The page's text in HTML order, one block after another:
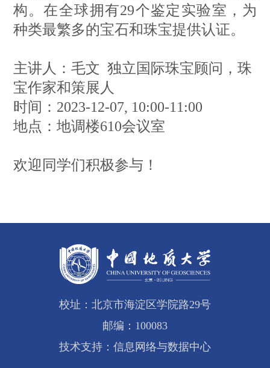
构。在全球拥有29个鉴定实验室，为
种类最繁多的宝石和珠宝提供认证。
主讲人：毛文 独立国际珠宝顾问，珠
宝作家和策展人
时间：2023-12-07, 10:00-11:00
地点：地调楼610会议室
欢迎同学们积极参与！
校址：北京市海淀区学院路29号
邮编：100083
技术支持：信息网络与数据中心